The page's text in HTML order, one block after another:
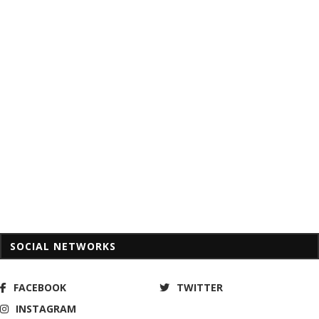
SOCIAL NETWORKS
FACEBOOK
TWITTER
INSTAGRAM